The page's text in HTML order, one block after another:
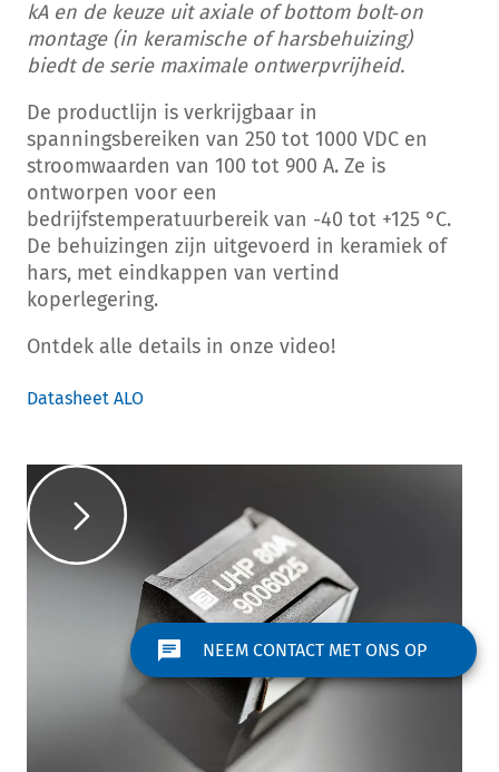
kA en de keuze uit axiale of bottom bolt‑on
montage (in keramische of harsbehuizing)
biedt de serie maximale ontwerpvrijheid.
De productlijn is verkrijgbaar in
spanningsbereiken van 250 tot 1000 VDC en
stroomwaarden van 100 tot 900 A. Ze is
ontworpen voor een
bedrijfstemperatuurbereik van -40 tot +125 °C.
De behuizingen zijn uitgevoerd in keramiek of
hars, met eindkappen van vertind
koperlegering.
Ontdek alle details in onze video!
Datasheet ALO
NEEM CONTACT MET ONS OP